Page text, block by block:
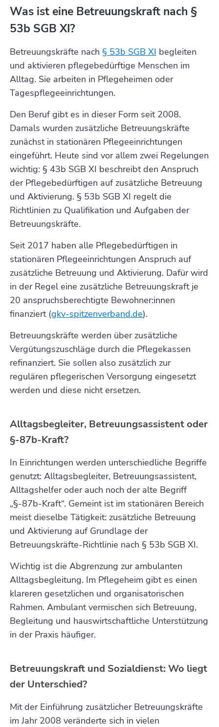
Was ist eine Betreuungskraft nach §
53b SGB XI?
Betreuungskräfte nach § 53b SGB XI begleiten
und aktivieren pflegebedürftige Menschen im
Alltag. Sie arbeiten in Pflegeheimen oder
Tagespflegeeinrichtungen.
Den Beruf gibt es in dieser Form seit 2008.
Damals wurden zusätzliche Betreuungskräfte
zunächst in stationären Pflegeeinrichtungen
eingeführt. Heute sind vor allem zwei Regelungen
wichtig: § 43b SGB XI beschreibt den Anspruch
der Pflegebedürftigen auf zusätzliche Betreuung
und Aktivierung. § 53b SGB XI regelt die
Richtlinien zu Qualifikation und Aufgaben der
Betreuungskräfte.
Seit 2017 haben alle Pflegebedürftigen in
stationären Pflegeeinrichtungen Anspruch auf
zusätzliche Betreuung und Aktivierung. Dafür wird
in der Regel eine zusätzliche Betreuungskraft je
20 anspruchsberechtigte Bewohner:innen
finanziert (gkv-spitzenverband.de).
Betreuungskräfte werden über zusätzliche
Vergütungszuschläge durch die Pflegekassen
refinanziert. Sie sollen also zusätzlich zur
regulären pflegerischen Versorgung eingesetzt
werden und diese nicht ersetzen.
Alltagsbegleiter, Betreuungsassistent oder
§-87b-Kraft?
In Einrichtungen werden unterschiedliche Begriffe
genutzt: Alltagsbegleiter, Betreuungsassistent,
Alltagshelfer oder auch noch der alte Begriff
„§-87b-Kraft“. Gemeint ist im stationären Bereich
meist dieselbe Tätigkeit: zusätzliche Betreuung
und Aktivierung auf Grundlage der
Betreuungskräfte-Richtlinie nach § 53b SGB XI.
Wichtig ist die Abgrenzung zur ambulanten
Alltagsbegleitung. Im Pflegeheim gibt es einen
klareren gesetzlichen und organisatorischen
Rahmen. Ambulant vermischen sich Betreuung,
Begleitung und hauswirtschaftliche Unterstützung
in der Praxis häufiger.
Betreuungskraft und Sozialdienst: Wo liegt
der Unterschied?
Mit der Einführung zusätzlicher Betreuungskräfte
im Jahr 2008 veränderte sich in vielen